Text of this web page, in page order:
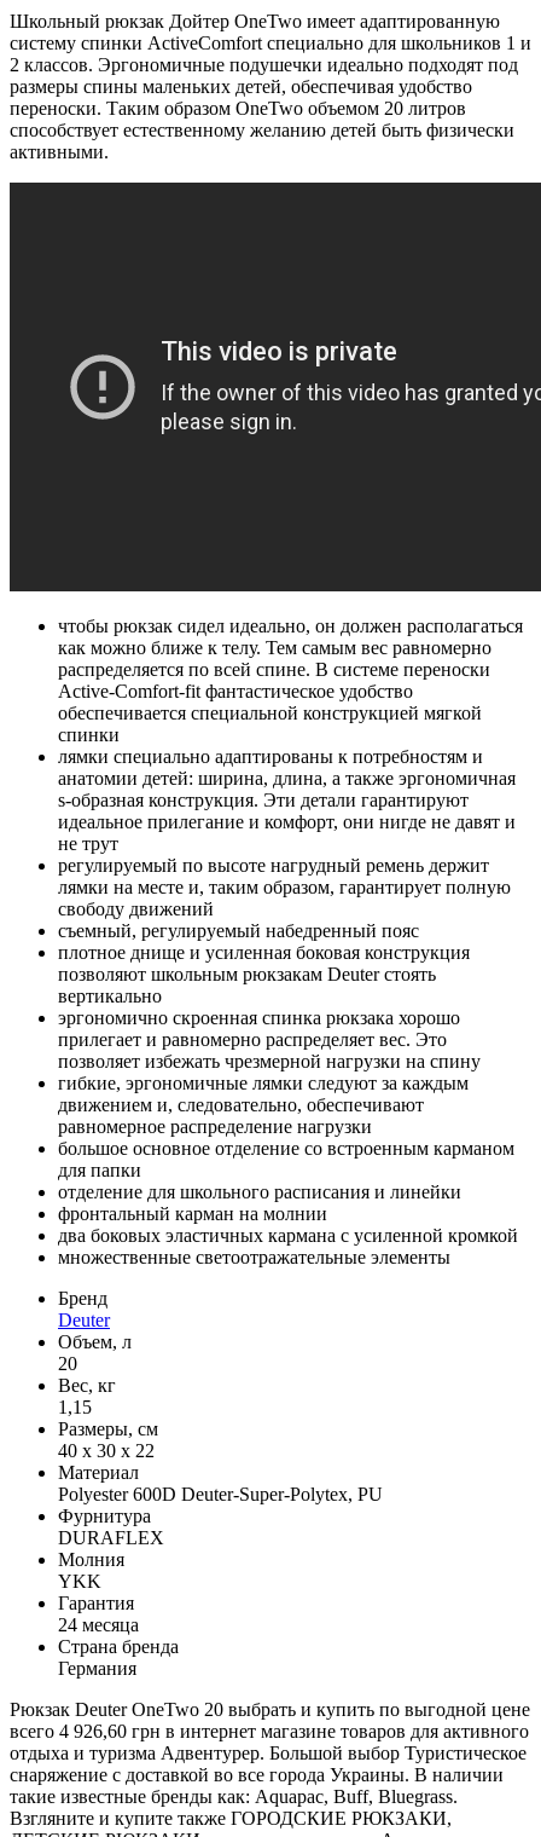
Школьный рюкзак Дойтер OneTwo имеет адаптированную
систему спинки ActiveComfort специально для школьников 1 и
2 классов. Эргономичные подушечки идеально подходят под
размеры спины маленьких детей, обеспечивая удобство
переноски. Таким образом OneTwo объемом 20 литров
способствует естественному желанию детей быть физически
активными.
чтобы рюкзак сидел идеально, он должен располагаться
как можно ближе к телу. Тем самым вес равномерно
распределяется по всей спине. В системе переноски
Active-Comfort-fit фантастическое удобство
обеспечивается специальной конструкцией мягкой
спинки
лямки специально адаптированы к потребностям и
анатомии детей: ширина, длина, а также эргономичная
s-образная конструкция. Эти детали гарантируют
идеальное прилегание и комфорт, они нигде не давят и
не трут
регулируемый по высоте нагрудный ремень держит
лямки на месте и, таким образом, гарантирует полную
свободу движений
съемный, регулируемый набедренный пояс
плотное днище и усиленная боковая конструкция
позволяют школьным рюкзакам Deuter стоять
вертикально
эргономично скроенная спинка рюкзака хорошо
прилегает и равномерно распределяет вес. Это
позволяет избежать чрезмерной нагрузки на спину
гибкие, эргономичные лямки следуют за каждым
движением и, следовательно, обеспечивают
равномерное распределение нагрузки
большое основное отделение со встроенным карманом
для папки
отделение для школьного расписания и линейки
фронтальный карман на молнии
два боковых эластичных кармана с усиленной кромкой
множественные светоотражательные элементы
Бренд
Deuter
Объем, л
20
Вес, кг
1,15
Размеры, см
40 х 30 х 22
Материал
Polyester 600D Deuter-Super-Polytex, PU
Фурнитура
DURAFLEX
Молния
YKK
Гарантия
24 месяца
Страна бренда
Германия
Рюкзак Deuter OneTwo 20 выбрать и купить по выгодной цене
всего 4 926,60 грн в интернет магазине товаров для активного
отдыха и туризма Адвентурер. Большой выбор Туристическое
снаряжение с доставкой во все города Украины. В наличии
такие известные бренды как: Aquapac, Buff, Bluegrass.
Взгляните и купите также ГОРОДСКИЕ РЮКЗАКИ,